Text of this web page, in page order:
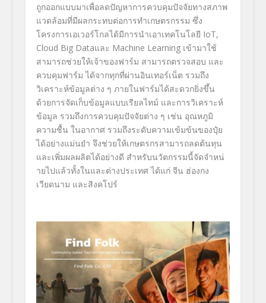
ถูกออกแบบมาเพื่อลดปัญหาการควบคุมปัจจัยทางสภาพ
แวดล้อมที่มีผลกระทบต่อการทำเกษตรกรรม ซึ่ง
โครงการเอเวอร์โกลได้มีการนำเอาเทคโนโลยี IoT,
Cloud Big Dataและ Machine Learningเข้ามาใช้
สามารถช่วยให้เจ้าของฟาร์ม สามารถตรวจสอบ และ
ควบคุมฟาร์ม ได้จากทุกที่ผ่านอินเทอร์เน็ต รวมถึง
วิเคราะห์ข้อมูลต่าง ๆ ภายในฟาร์มได้สะดวกยิ่งขึ้น
ด้วยการจัดเก็บข้อมูลแบบเรียลไทม์ และการวิเคราะห์
ข้อมูล รวมถึงการควบคุมปัจจัยต่าง ๆ เช่น อุณหภูมิ
ความชื้น ในอากาศ รวมถึงระดับความเข้มข้นของปุ๋ย
ได้อย่างแม่นยำ จึงช่วยให้เกษตรกรสามารถลดต้นทุน
และเพิ่มผลผลิตได้อย่างดี สำหรับนวัตกรรมนี้จัดจำหน่
ายไปแล้วทั้งในและต่างประเทศ ได้แก่ จีน ฮ่องกง
เวียดนาม และสิงคโปร์